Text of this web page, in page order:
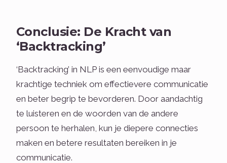
Conclusie: De Kracht van
‘Backtracking’
‘Backtracking’ in NLP is een eenvoudige maar
krachtige techniek om effectievere communicatie
en beter begrip te bevorderen. Door aandachtig
te luisteren en de woorden van de andere
persoon te herhalen, kun je diepere connecties
maken en betere resultaten bereiken in je
communicatie.